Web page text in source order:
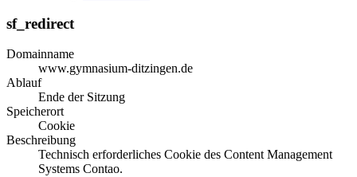
sf_redirect
Domainname
www.gymnasium-ditzingen.de
Ablauf
Ende der Sitzung
Speicherort
Cookie
Beschreibung
Technisch erforderliches Cookie des Content Management
Systems Contao.